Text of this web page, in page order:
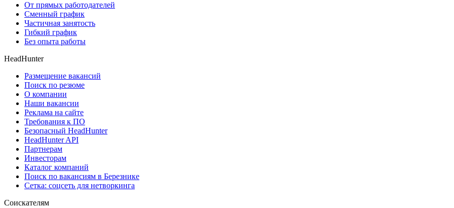
От прямых работодателей
Сменный график
Частичная занятость
Гибкий график
Без опыта работы
HeadHunter
Размещение вакансий
Поиск по резюме
О компании
Наши вакансии
Реклама на сайте
Требования к ПО
Безопасный HeadHunter
HeadHunter API
Партнерам
Инвесторам
Каталог компаний
Поиск по вакансиям в Березнике
Сетка: соцсеть для нетворкинга
Соискателям